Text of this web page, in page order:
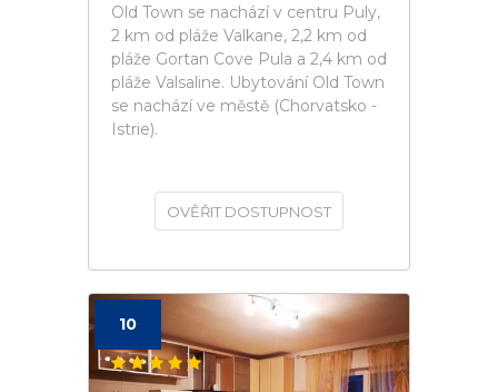
Old Town se nachází v centru Puly,
2 km od pláže Valkane, 2,2 km od
pláže Gortan Cove Pula a 2,4 km od
pláže Valsaline. Ubytování Old Town
se nachází ve městě (Chorvatsko -
Istrie).
OVĚŘIT DOSTUPNOST
10